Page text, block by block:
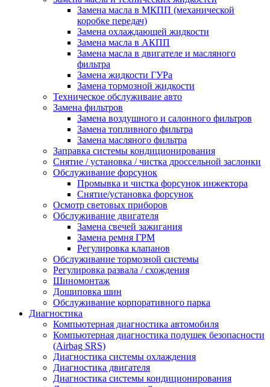
Замена масла в МКПП (механической
коробке передач)
Замена охлаждающей жидкости
Замена масла в АКПП
Замена масла в двигателе и масляного
фильтра
Замена жидкости ГУРа
Замена тормозной жидкости
Техническое обслуживаие авто
Замена фильтров
Замена воздушного и салонного фильтров
Замена топливного фильтра
Замена масляного фильтра
Заправка системы кондиционирования
Снятие / установка / чистка дроссельной заслонки
Обслуживание форсунок
Промывка и чистка форсунок инжектора
Снятие/установка форсунок
Осмотр световых приборов
Обслуживание двигателя
Замена свечей зажигания
Замена ремня ГРМ
Регулировка клапанов
Обслуживание тормозной системы
Регулировка развала / схождения
Шиномонтаж
Дошиповка шин
Обслуживание корпоративного парка
Диагностика
Компьютерная диагностика автомобиля
Компьютерная диагностика подушек безопасности
(Airbag SRS)
Диагностика системы охлаждения
Диагностика двигателя
Диагностика системы кондиционирования